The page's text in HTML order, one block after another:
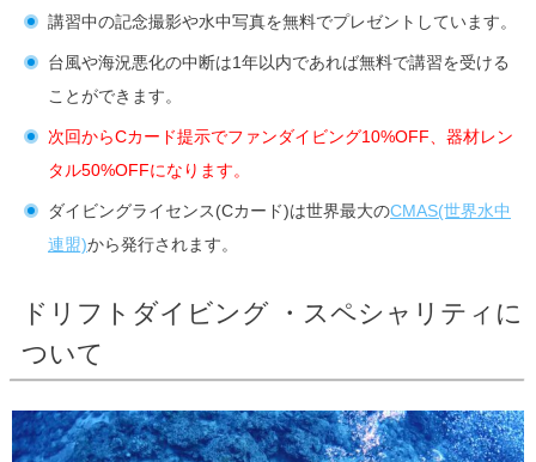
講習中の記念撮影や水中写真を無料でプレゼントしています。
台風や海況悪化の中断は1年以内であれば無料で講習を受ける
ことができます。
次回からCカード提示でファンダイビング10%OFF、器材レン
タル50%OFFになります。
ダイビングライセンス(Cカード)は世界最大のCMAS(世界水中
連盟)から発行されます。
ドリフトダイビング ・スペシャリティに
ついて